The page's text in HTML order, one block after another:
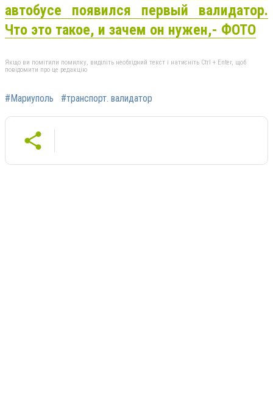
автобусе появился первый валидатор.
Что это такое, и зачем он нужен,- ФОТО
Якщо ви помітили помилку, виділіть необхідний текст і натисніть Ctrl + Enter, щоб
повідомити про це редакцію
#Мариуполь #транспорт. валидатор